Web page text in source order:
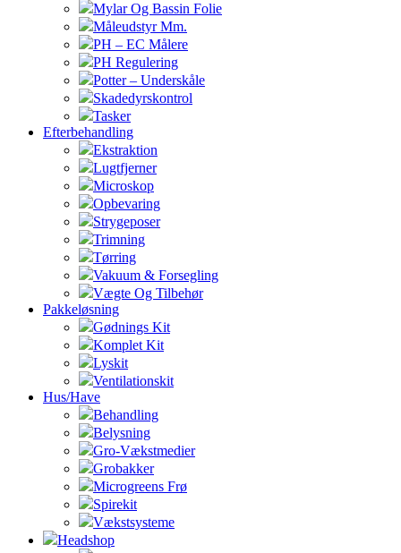
Mylar Og Bassin Folie
Måleudstyr Mm.
PH – EC Målere
PH Regulering
Potter – Underskåle
Skadedyrskontrol
Tasker
Efterbehandling
Ekstraktion
Lugtfjerner
Microskop
Opbevaring
Strygeposer
Trimning
Tørring
Vakuum & Forsegling
Vægte Og Tilbehør
Pakkeløsning
Gødnings Kit
Komplet Kit
Lyskit
Ventilationskit
Hus/Have
Behandling
Belysning
Gro-Vækstmedier
Grobakker
Microgreens Frø
Spirekit
Vækstsysteme
Headshop